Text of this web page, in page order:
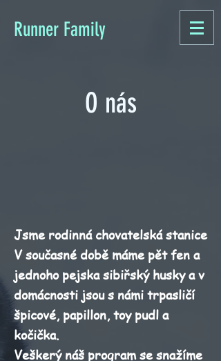
Runner Family
O nás
Jsme rodinná chovatelská stanice
V současné době máme pět fen a
jednoho pejska sibiřský husky a v
domácnosti jsou s námi trpasličí
špicové, papillon, toy pudl a
kočička.
Veškerý náš program se snažíme